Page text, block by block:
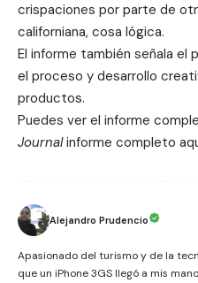
crispaciones por parte de
californiana, cosa lógica.
El informe también señala el
el proceso y desarrollo
productos.
Puedes ver el informe
Journalinforme completo
Alejandro Prudencio
Apasionado del turismo y de la
que un iPhone 3GS llegó a mis